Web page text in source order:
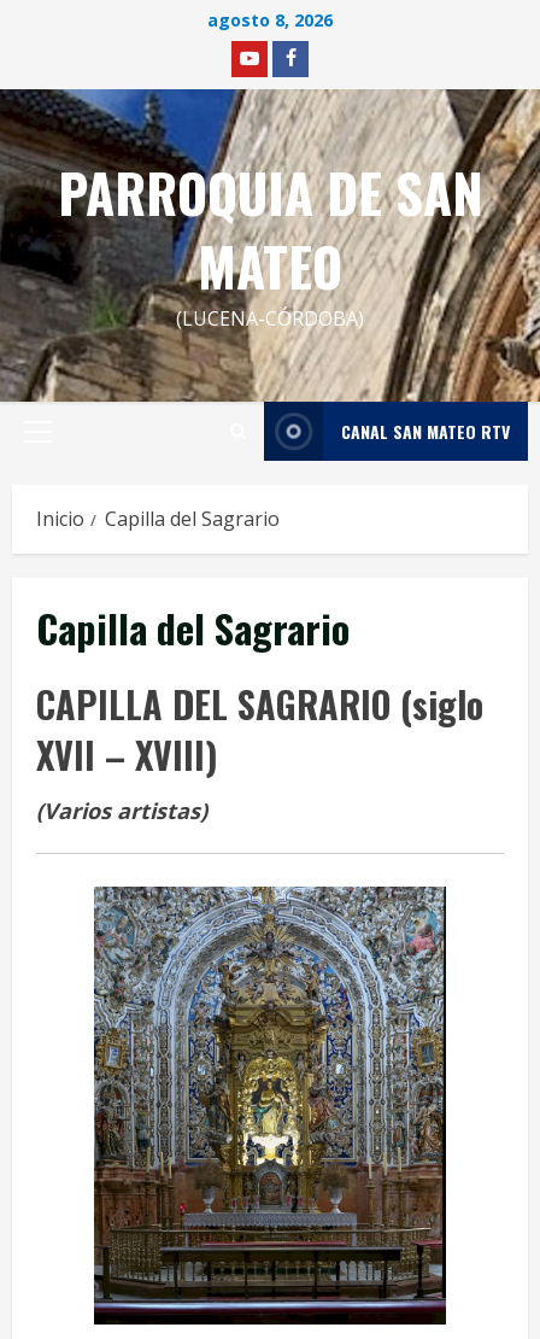
agosto 8, 2026
YOUTUBE
facebook
PARROQUIA DE SAN
MATEO
(LUCENA-CÓRDOBA)
CANAL SAN MATEO RTV
Inicio Capilla del Sagrario
Capilla del Sagrario
CAPILLA DEL SAGRARIO (siglo
XVII – XVIII)
(Varios artistas)